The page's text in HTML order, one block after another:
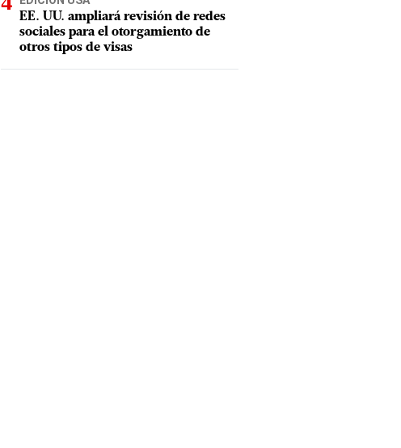
EE. UU. ampliará revisión de redes
sociales para el otorgamiento de
otros tipos de visas